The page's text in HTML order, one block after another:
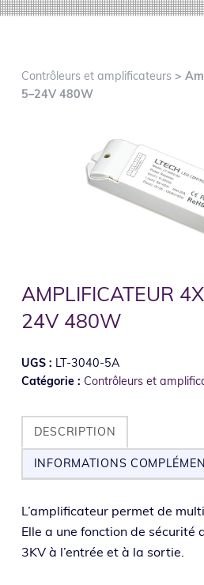
o
ie
Contrôleurs et amplificateurs>
5–24V 480W
AMPLIFICATEUR
24V 480W
UGS : LT-3040-5A
Catégorie : Contrôleurs et
DESCRIPTION
INFORMATIONS
L’amplificateur per­met de
Elle a une fonc­tion de sécu­ri­té
3KV à l’en­trée et à la sortie.